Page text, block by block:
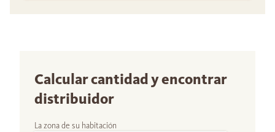
Calcular cantidad y encontrar
distribuidor
La zona de su habitación